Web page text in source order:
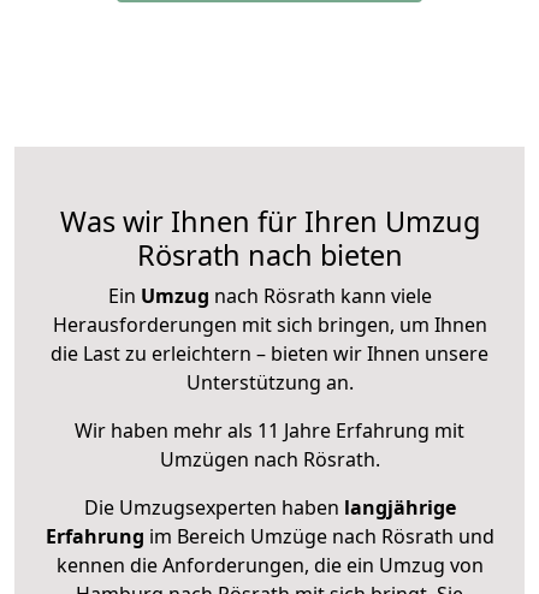
Was wir Ihnen für Ihren Umzug
Rösrath nach bieten
Ein Umzug nach Rösrath kann viele
Herausforderungen mit sich bringen, um Ihnen
die Last zu erleichtern – bieten wir Ihnen unsere
Unterstützung an.
Wir haben mehr als 11 Jahre Erfahrung mit
Umzügen nach Rösrath.
Die Umzugsexperten haben langjährige
Erfahrung im Bereich Umzüge nach Rösrath und
kennen die Anforderungen, die ein Umzug von